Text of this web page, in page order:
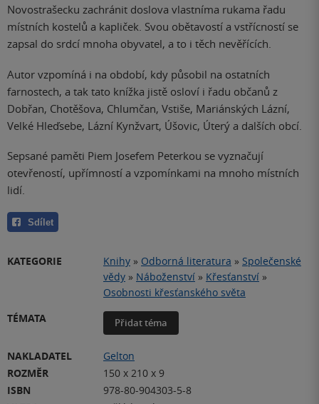
Novostrašecku zachránit doslova vlastníma rukama řadu
místních kostelů a kapliček. Svou obětavostí a vstřícností se
zapsal do srdcí mnoha obyvatel, a to i těch nevěřících.
Autor vzpomíná i na období, kdy působil na ostatních
farnostech, a tak tato knížka jistě osloví i řadu občanů z
Dobřan, Chotěšova, Chlumčan, Vstiše, Mariánských Lázní,
Velké Hleďsebe, Lázní Kynžvart, Úšovic, Úterý a dalších obcí.
Sepsané paměti Piem Josefem Peterkou se vyznačují
otevřeností, upřímností a vzpomínkami na mnoho místních
lidí.
Sdílet
KATEGORIE Knihy » Odborná literatura » Společenské
vědy » Náboženství » Křesťanství »
Osobnosti křesťanského světa
TÉMATA
Přidat téma
NAKLADATEL
Gelton
ROZMĚR
150 x 210 x 9
ISBN
978-80-904303-5-8